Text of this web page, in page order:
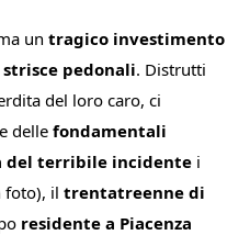
un tragico investimento
pedonali. Distrutti
del loro caro, ci
delle fondamentali
del terribile incidente i
foto), il trentatreenne di
residente a Piacenza